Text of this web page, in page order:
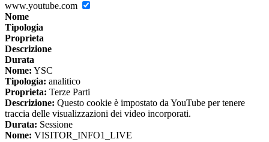
www.youtube.com
Nome
Tipologia
Proprieta
Descrizione
Durata
Nome: YSC
Tipologia: analitico
Proprieta: Terze Parti
Descrizione: Questo cookie è impostato da YouTube per tenere
traccia delle visualizzazioni dei video incorporati.
Durata: Sessione
Nome: VISITOR_INFO1_LIVE